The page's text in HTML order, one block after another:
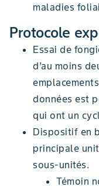
maladies
Protocole
Essai de
d’au moins
données est
qui ont un
Dispositif en
principale
sous-unités.
Témoin